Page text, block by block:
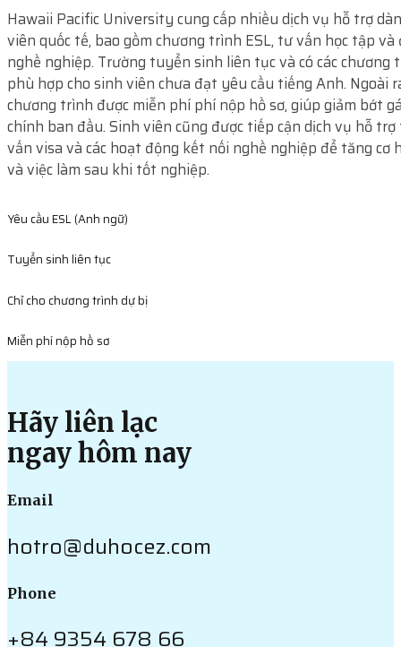
Hawaii Pacific University cung cấp nhiều dịch vụ hỗ trợ
viên quốc tế, bao gồm chương trình ESL, tư vấn học tập
nghề nghiệp. Trường tuyển sinh liên tục và có các chương
phù hợp cho sinh viên chưa đạt yêu cầu tiếng Anh. Ngoài
chương trình được miễn phí phí nộp hồ sơ, giúp giảm bớt
chính ban đầu. Sinh viên cũng được tiếp cận dịch vụ hỗ
vấn visa và các hoạt động kết nối nghề nghiệp để tăng cơ
và việc làm sau khi tốt nghiệp.
Yêu cầu ESL (Anh ngữ)
Tuyển sinh liên tục
Chỉ cho chương trình dự bị
Miễn phí nộp hồ sơ
Hãy liên lạc
ngay hôm nay
Email
hotro@duhocez.com
Phone
+84 9354 678 66